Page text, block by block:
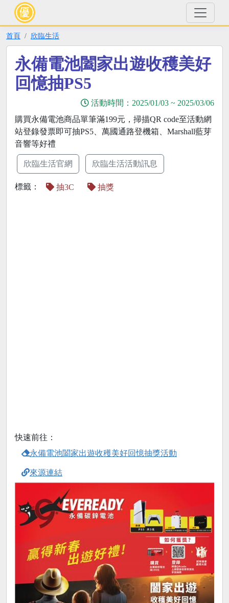
首頁 欣臨生活
永備電池闔家出遊收穫美好
回憶抽PS5
活動時間： 2025/01/03 ~ 2025/03/06
購買永備電池商品單筆滿199元，掃描QR code至活動網
站登錄發票即可抽PS5、萬國通路登機箱、Marshall藍芽
音響等好禮
欣臨生活官網 欣臨生活活動訊息
標籤： 抽3C 抽獎
快速前往：
永備電池闔家出遊收穫美好回憶抽獎活動
來源連結